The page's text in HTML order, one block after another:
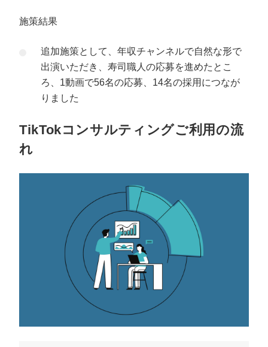
施策結果
追加施策として、年収チャンネルで自然な形で
出演いただき、寿司職人の応募を進めたとこ
ろ、1動画で56名の応募、14名の採用につなが
りました
TikTokコンサルティングご利用の流
れ